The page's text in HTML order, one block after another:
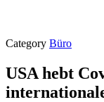
Category Büro
USA hebt